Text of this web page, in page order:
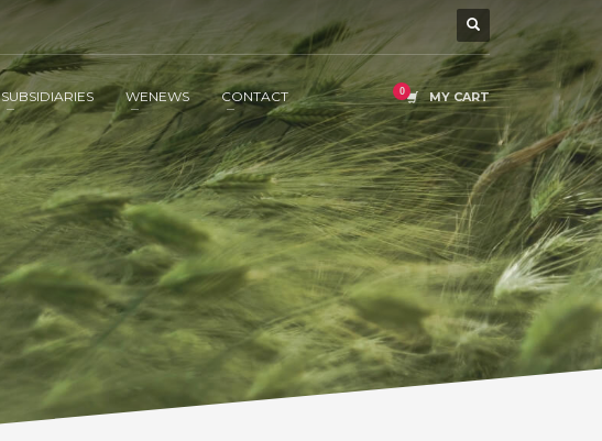
SUBSIDIARIES WENEWS CONTACT MY CART